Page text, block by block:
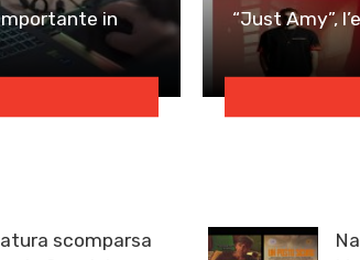
in
“Just Amy”,
scomparsa